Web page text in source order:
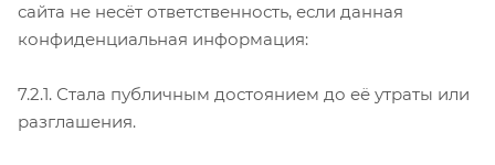
сайта не несёт ответственность, если данная
конфиденциальная информация:
7.2.1. Стала публичным достоянием до её утраты или
разглашения.